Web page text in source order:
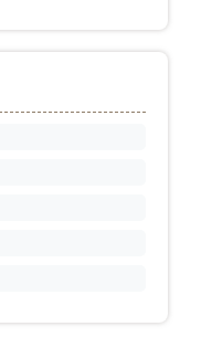
湖北省荆门市东宝中天街步行街江诗丹顿售后服务中心（需提前预约）
湖南省郴州市北湖区国庆北路江诗丹顿售后服务中心（需提前预约）